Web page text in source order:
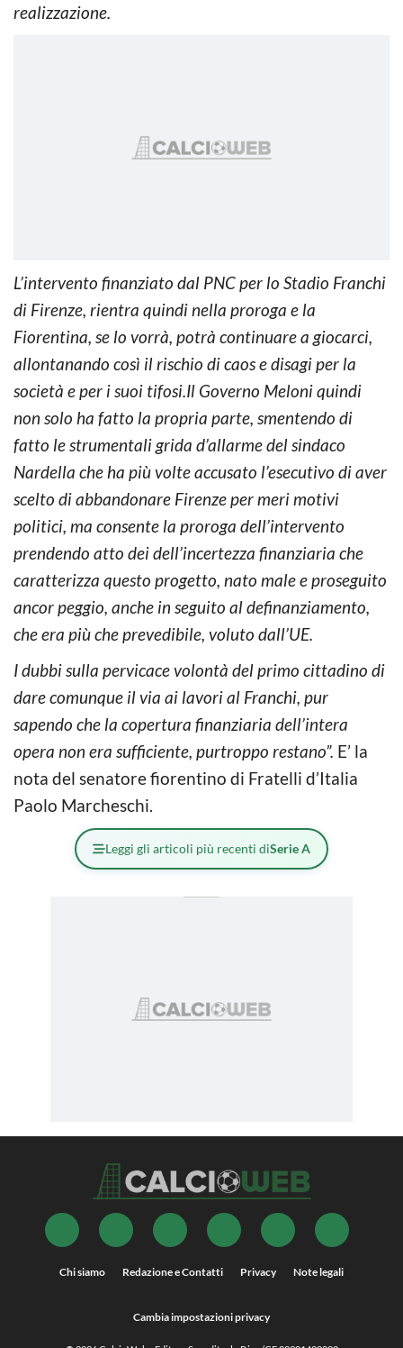
realizzazione.
L’intervento finanziato dal PNC per lo Stadio Franchi
di Firenze, rientra quindi nella proroga e la
Fiorentina, se lo vorrà, potrà continuare a giocarci,
allontanando così il rischio di caos e disagi per la
società e per i suoi tifosi.Il Governo Meloni quindi
non solo ha fatto la propria parte, smentendo di
fatto le strumentali grida d’allarme del sindaco
Nardella che ha più volte accusato l’esecutivo di aver
scelto di abbandonare Firenze per meri motivi
politici, ma consente la proroga dell’intervento
prendendo atto dei dell’incertezza finanziaria che
caratterizza questo progetto, nato male e proseguito
ancor peggio, anche in seguito al definanziamento,
che era più che prevedibile, voluto dall’UE.
I dubbi sulla pervicace volontà del primo cittadino di
dare comunque il via ai lavori al Franchi, pur
sapendo che la copertura finanziaria dell’intera
opera non era sufficiente, purtroppo restano”. E’ la
nota del senatore fiorentino di Fratelli d’Italia
Paolo Marcheschi.
Leggi gli articoli più recenti diSerie A
Chi siamo Redazione e Contatti Privacy Note legali
Cambia impostazioni privacy